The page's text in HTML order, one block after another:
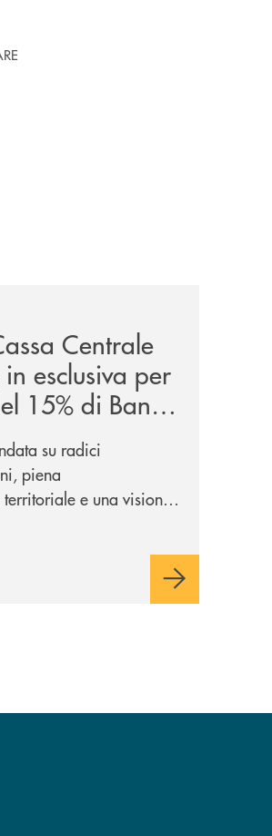
Centrale
esclusiva per
15% di Banca
su radici
piena
e una visione